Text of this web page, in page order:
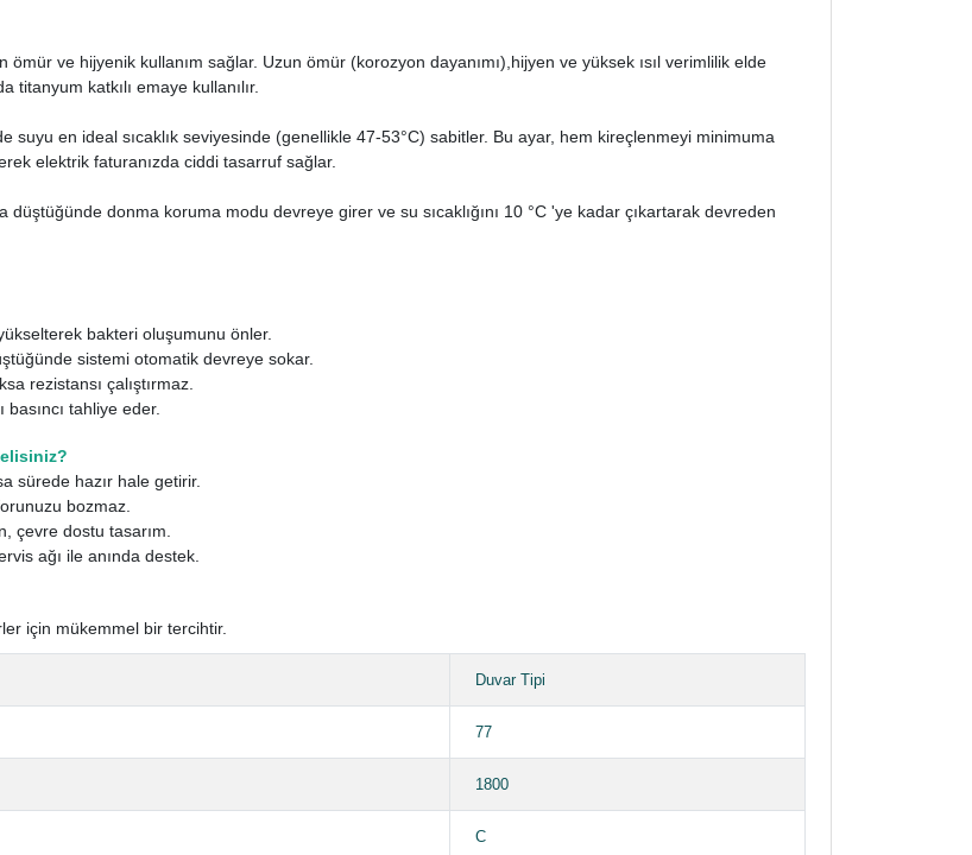
ve hijyenik kullanım sağlar. Uzun ömür (korozyon dayanımı),hijyen ve yüksek ısıl verimlilik elde
katkılı emaye kullanılır.
suyu en ideal sıcaklık seviyesinde (genellikle 47-53°C) sabitler. Bu ayar, hem kireçlenmeyi minimuma
elektrik faturanızda ciddi tasarruf sağlar.
düştüğünde donma koruma modu devreye girer ve su sıcaklığını 10 °C 'ye kadar çıkartarak devreden
bakteri oluşumunu önler.
sistemi otomatik devreye sokar.
rezistansı çalıştırmaz.
basıncı tahliye eder.
sürede hazır hale getirir.
bozmaz.
çevre dostu tasarım.
ağı ile anında destek.
için mükemmel bir tercihtir.
Duvar Tipi
77
1800
C